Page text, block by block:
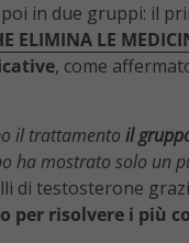
in due gruppi: il
ELIMINA LE
, come
il trattamento il
ha mostrato solo un
di testosterone
per risolvere i più